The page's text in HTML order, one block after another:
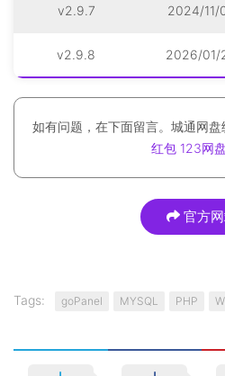
v2.9.7 2024/11/
v2.9.8 2026/01/
如有问题，在下面留言。城通网
红包 123网
官方
Tags: goPanel MYSQL PHP